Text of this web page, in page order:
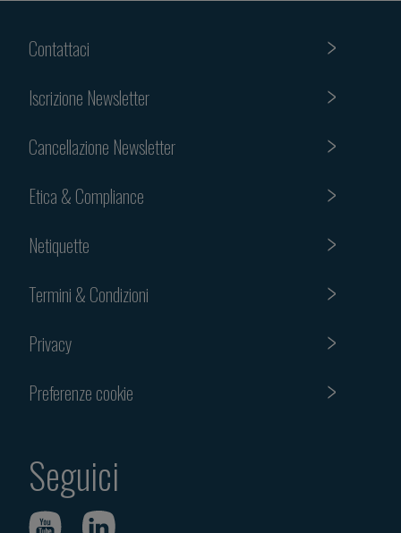
Contattaci
Iscrizione Newsletter
Cancellazione Newsletter
Etica & Compliance
Netiquette
Termini & Condizioni
Privacy
Preferenze cookie
Seguici